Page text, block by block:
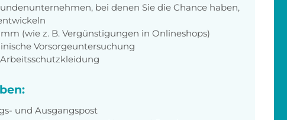
bei denen Sie die Chance haben,
(wie z. B. Vergünstigungen in Onlineshops)
Vorsorgeuntersuchung
und Ausgangspost